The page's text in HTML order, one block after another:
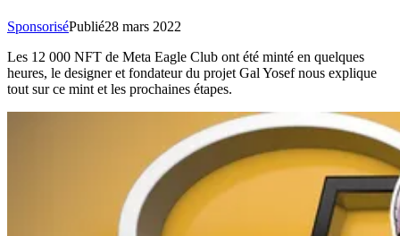
SponsoriséPublié28 mars 2022
Les 12 000 NFT de Meta Eagle Club ont été minté en quelques
heures, le designer et fondateur du projet Gal Yosef nous explique
tout sur ce mint et les prochaines étapes.